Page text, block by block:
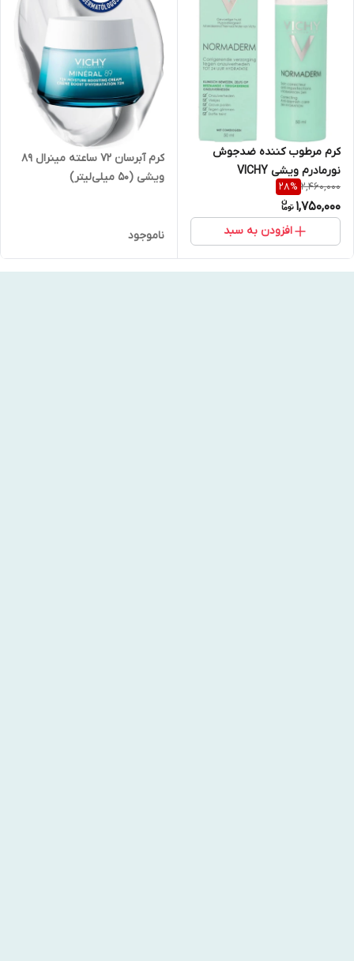
کرم مرطوب كننده ضدجوش
نورمادرم ویشی VICHY
Normaderm
2,460,000
28%
1,750,000
افزودن به سبد
کرم آبرسان ۷۲ ساعته مینرال ۸۹
ویشی (50 میلی‌لیتر)
ناموجود